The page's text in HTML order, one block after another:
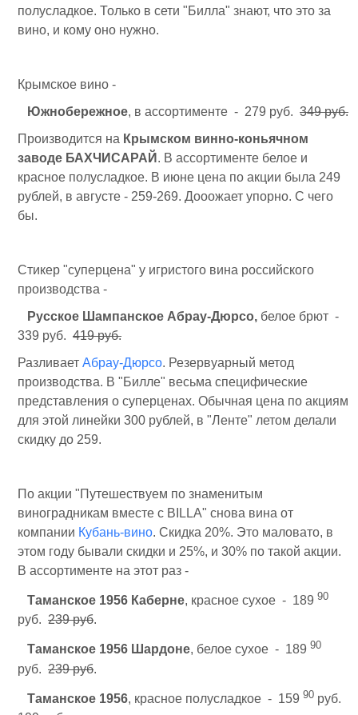
полусладкое. Только в сети "Билла" знают, что это за
вино, и кому оно нужно.
Крымское вино -
Южнобережное, в ассортименте - 279 руб. 349 руб.
Производится на Крымском винно-коньячном
заводе БАХЧИСАРАЙ . В ассортименте белое и
красное полусладкое. В июне цена по акции была 249
рублей, в августе - 259-269. Дооожает упорно. С чего
бы.
Стикер "суперцена" у игристого вина российского
производства -
Русское Шампанское Абрау-Дюрсо, белое брют -
339 руб. 419 руб.
Разливает Абрау-Дюрсо. Резервуарный метод
производства. В "Билле" весьма специфические
представления о суперценах. Обычная цена по акциям
для этой линейки 300 рублей, в "Ленте" летом делали
скидку до 259.
По акции "Путешествуем по знаменитым
виноградникам вместе с BILLA" снова вина от
компании Кубань-вино. Скидка 20%. Это маловато, в
этом году бывали скидки и 25%, и 30% по такой акции.
В ассортименте на этот раз -
Таманское 1956 Каберне, красное сухое - 189 90
руб. 239 руб.
Таманское 1956 Шардоне, белое сухое - 189 90
руб. 239 руб.
Таманское 1956, красное полусладкое - 159 90 руб.